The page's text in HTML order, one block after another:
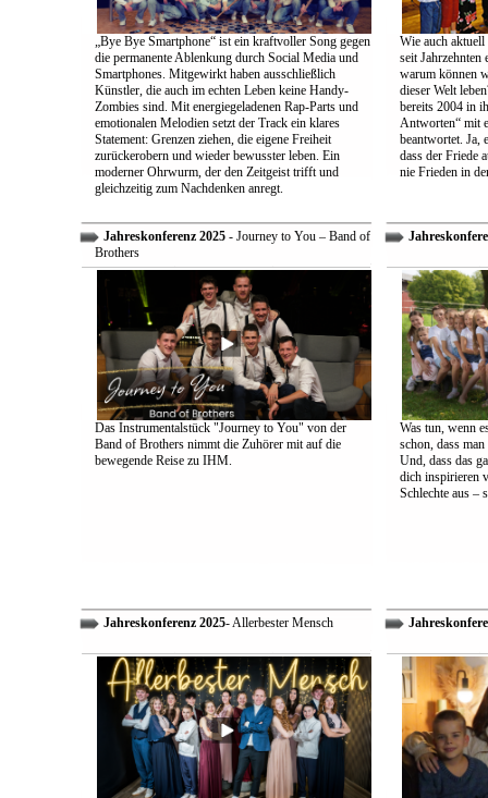
„Bye Bye Smartphone“ ist ein kraftvoller Song gegen
die permanente Ablenkung durch Social Media und
Smartphones. Mitgewirkt haben ausschließlich
Künstler, die auch im echten Leben keine Handy-
Zombies sind. Mit energiegeladenen Rap-Parts und
emotionalen Melodien setzt der Track ein klares
Statement: Grenzen ziehen, die eigene Freiheit
zurückerobern und wieder bewusster leben. Ein
moderner Ohrwurm, der den Zeitgeist trifft und
gleichzeitig zum Nachdenken anregt.
Wie auch
seit Jahrzehnten
warum können
dieser Welt
bereits 2004 in
Antworten“ mit
beantwortet. Ja,
dass der Friede
nie Frieden in
Jahreskonferenz 2025- Journey to You – Band of
Brothers
Das Instrumentalstück "Journey to You" von der
Band of Brothers nimmt die Zuhörer mit auf die
bewegende Reise zu IHM.
Was tun, wenn
schon, dass
Und, dass das
dich inspirieren
Schlechte aus –
Jahreskonferenz 2025- Allerbester Mensch